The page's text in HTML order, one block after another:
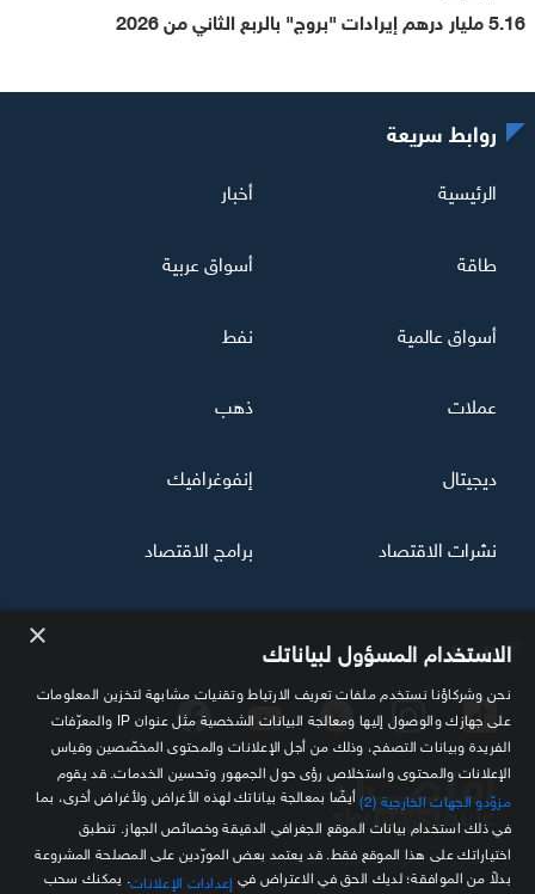
5.16 مليار درهم إيرادات "بروج" بالربع الثاني من 2026
تابعنا
مصدرك الموثوق للمعلومة الاقتصادية
روابط سريعة
الرئيسية أخبار
طاقة أسواق عربية
أسواق عالمية نفط
عملات ذهب
ديجيتال إنفوغرافيك
نشرات الاقتصاد برامج الاقتصاد
× الاستخدام المسؤول لبياناتك
نحن وشركاؤنا نستخدم ملفات تعريف الارتباط وتقنيات مشابهة لتخزين المعلومات
على جهازك والوصول إليها ومعالجة البيانات الشخصية مثل عنوان IP والمعرّفات
الفريدة وبيانات التصفح، وذلك من أجل الإعلانات والمحتوى المخصّصين وقياس
الإعلانات والمحتوى واستخلاص رؤى حول الجمهور وتحسين الخدمات. قد يقوم
مزوّدو الجهات الخارجية (2)
أيضًا بمعالجة بياناتك لهذه الأغراض ولأغراض أخرى، بما
في ذلك استخدام بيانات الموقع الجغرافي الدقيقة وخصائص الجهاز. تنطبق
اختياراتك على هذا الموقع فقط. قد يعتمد بعض المورّدين على المصلحة المشروعة
بدلاً من الموافقة؛ لديك الحق في الاعتراض في إعدادات الإعلانات . يمكنك سحب